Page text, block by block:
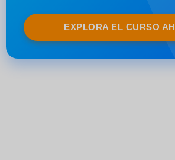
EXPLORA EL CURSO